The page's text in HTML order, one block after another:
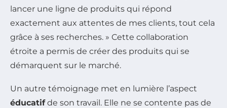
lancer une ligne de produits qui répond
exactement aux attentes de mes clients, tout cela
grâce à ses recherches. » Cette collaboration
étroite a permis de créer des produits qui se
démarquent sur le marché.
Un autre témoignage met en lumière l’aspect
éducatifde son travail. Elle ne se contente pas de